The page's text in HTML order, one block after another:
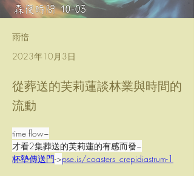
雨愔
2023年10月3日
從葬送的芙莉蓮談林業與時間的
流動
time flow~
才看2集葬送的芙莉蓮的有感而發~
杯墊傳送門->pse.is/coasters_crepidiastrum-1